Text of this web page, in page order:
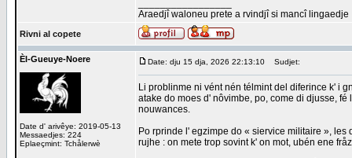
Araedjî waloneu prete a rvindjî si mancî lingaedje
Rivni al copete
Èl-Gueuye-Noere
Date d' arivêye: 2019-05-13
Messaedjes: 224
Eplaeçmint: Tchålerwè
Date: dju 15 dja, 2026 22:13:10 Sudjet:
Li problinme ni vént nén télmint del diferince k' i
atake do moes d' nôvimbe, po, come di djusse,
nouwances.
Po rprinde l' egzimpe do « siervice militaire »,
rujhe : on mete trop sovint k' on mot, ubén ene